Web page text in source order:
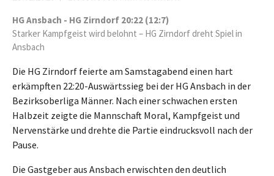
HG Ansbach - HG Zirndorf 20:22 (12:7)
Starker Kampfgeist wird belohnt – HG Zirndorf dreht Spiel in
Ansbach
Die HG Zirndorf feierte am Samstagabend einen hart
erkämpften 22:20-Auswärtssieg bei der HG Ansbach in der
Bezirksoberliga Männer. Nach einer schwachen ersten
Halbzeit zeigte die Mannschaft Moral, Kampfgeist und
Nervenstärke und drehte die Partie eindrucksvoll nach der
Pause.
Die Gastgeber aus Ansbach erwischten den deutlich